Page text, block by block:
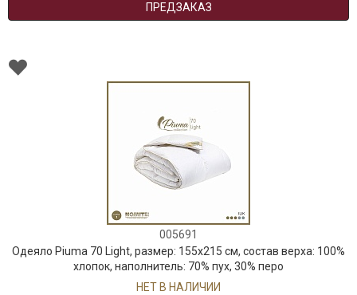
ПРЕДЗАКАЗ
005691
Одеяло Piuma 70 Light, размер: 155х215 см, состав верха: 100%
хлопок, наполнитель: 70% пух, 30% перо
НЕТ В НАЛИЧИИ